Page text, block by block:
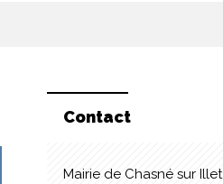
Contact
Mairie de Chasné sur Illet